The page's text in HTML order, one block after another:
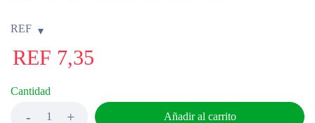
REF
REF 7,35
Cantidad
Añadir al carrito